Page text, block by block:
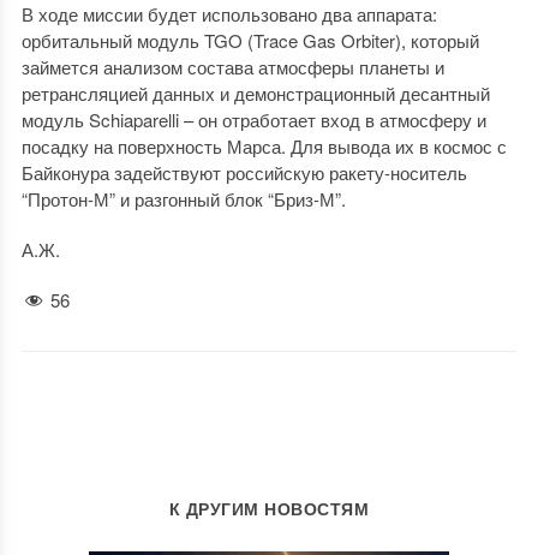
В ходе миссии будет использовано два аппарата:
орбитальный модуль TGO (Trace Gas Orbiter), который
займется анализом состава атмосферы планеты и
ретрансляцией данных и демонстрационный десантный
модуль Schiaparelli – он отработает вход в атмосферу и
посадку на поверхность Марса. Для вывода их в космос с
Байконура задействуют российскую ракету-носитель
“Протон-М” и разгонный блок “Бриз-М”.
А.Ж.
56
К ДРУГИМ НОВОСТЯМ